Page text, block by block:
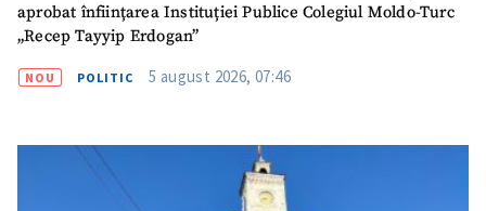
aprobat înființarea Instituției Publice Colegiul Moldo-Turc
„Recep Tayyip Erdogan”
NOU POLITIC 5 august 2026, 07:46